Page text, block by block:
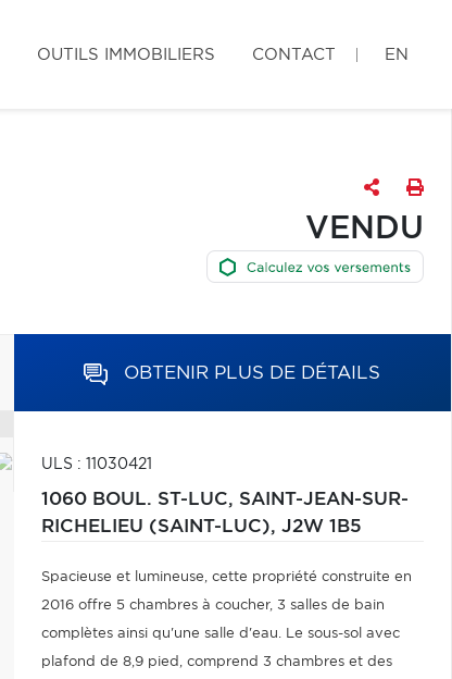
OUTILS IMMOBILIERS CONTACT EN
VENDU
OBTENIR PLUS DE DÉTAILS
ULS : 11030421
1060 BOUL. ST-LUC, SAINT-JEAN-SUR-
RICHELIEU (SAINT-LUC), J2W 1B5
Spacieuse et lumineuse, cette propriété construite en
2016 offre 5 chambres à coucher, 3 salles de bain
complètes ainsi qu'une salle d'eau. Le sous-sol avec
plafond de 8,9 pied, comprend 3 chambres et des